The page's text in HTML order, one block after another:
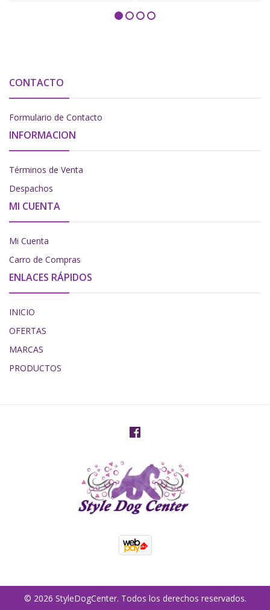
CONTACTO
Formulario de Contacto
INFORMACION
Términos de Venta
Despachos
MI CUENTA
Mi Cuenta
Carro de Compras
ENLACES RÁPIDOS
INICIO
OFERTAS
MARCAS
PRODUCTOS
© 2026 StyleDogCenter. Todos los derechos reservados.